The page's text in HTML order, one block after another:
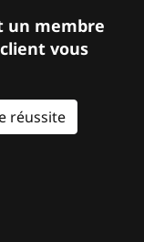
un membre
vous
réussite